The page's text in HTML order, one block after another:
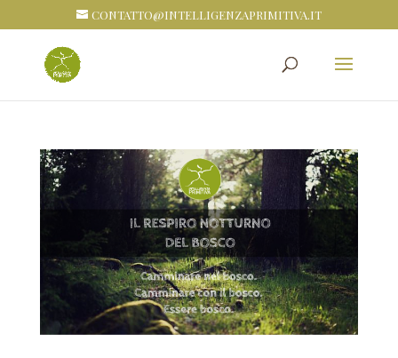
CONTATTO@INTELLIGENZAPRIMITIVA.IT